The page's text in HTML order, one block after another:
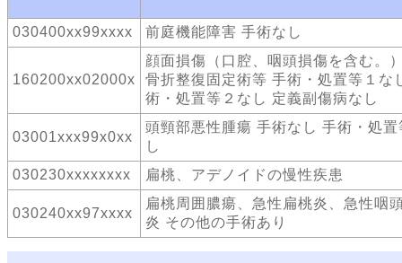
030400xx99xxxx 前庭機能障害 手術なし
160200xx02000x
顔面損傷（口腔、咽頭損傷を含む。
骨折整復固定術等 手術・処置等１な
術・処置等２なし 定義副傷病なし
03001xxx99x0xx
頭頸部悪性腫瘍 手術なし 手術・処置
し
030230xxxxxxxx
扁桃、アデノイドの慢性疾患
030240xx97xxxx
扁桃周囲膿瘍、急性扁桃炎、急性咽
炎 その他の手術あり